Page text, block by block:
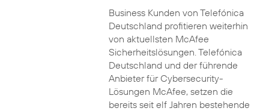
Business Kunden von Telefónica
Deutschland profitieren weiterhin
von aktuellsten McAfee
Sicherheitslösungen. Telefónica
Deutschland und der führende
Anbieter für Cybersecurity-
Lösungen McAfee, setzen die
bereits seit elf Jahren bestehende